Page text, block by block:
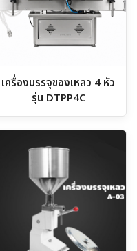
เครื่องบรรจุของเหลว 4 หัว
รุ่น DTPP4C